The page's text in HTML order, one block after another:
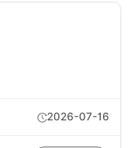
2026-07-16